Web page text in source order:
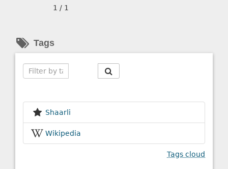
1 / 1
Tags
Shaarli
Wikipedia
Tags cloud